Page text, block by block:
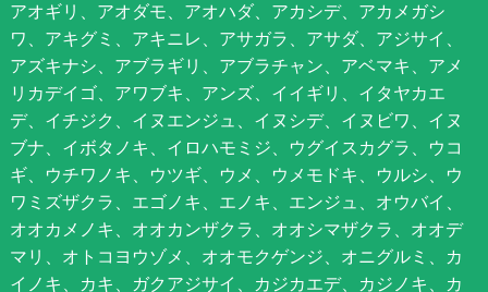
アオギリ、アオダモ、アオハダ、アカシデ、アカメガシ
ワ、アキグミ、アキニレ、アサガラ、アサダ、アジサイ、
アズキナシ、アブラギリ、アブラチャン、アベマキ、アメ
リカデイゴ、アワブキ、アンズ、イイギリ、イタヤカエ
デ、イチジク、イヌエンジュ、イヌシデ、イヌビワ、イヌ
ブナ、イボタノキ、イロハモミジ、ウグイスカグラ、ウコ
ギ、ウチワノキ、ウツギ、ウメ、ウメモドキ、ウルシ、ウ
ワミズザクラ、エゴノキ、エノキ、エンジュ、オウバイ、
オオカメノキ、オオカンザクラ、オオシマザクラ、オオデ
マリ、オトコヨウゾメ、オオモクゲンジ、オニグルミ、カ
イノキ、カキ、ガクアジサイ、カジカエデ、カジノキ、カ